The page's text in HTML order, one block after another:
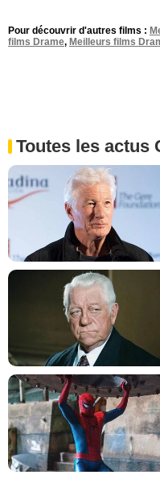
Pour découvrir d'autres films :
films Drame, Meilleurs films
Toutes les actus